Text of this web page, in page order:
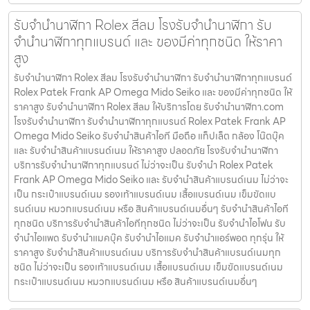
รับจำนำนาฬิกา Rolex สีลม โรงรับจำนำนาฬิกา รับ
จำนำนาฬิกาทุกแบรนด์ และ ของมีค่าทุกชนิด ให้ราคา
สูง
รับจำนำนาฬิกา Rolex สีลม โรงรับจำนำนาฬิกา รับจำนำนาฬิกาทุกแบรนด์
Rolex Patek Frank AP Omega Mido Seiko และ ของมีค่าทุกชนิด ให้
ราคาสูง รับจำนำนาฬิกา Rolex สีลม ให้บริการโดย รับจํานํานาฬิกา.com
โรงรับจำนำนาฬิกา รับจำนำนาฬิกาทุกแบรนด์ Rolex Patek Frank AP
Omega Mido Seiko รับจำนำสินค้าไอที มือถือ แท็ปเล็ต กล้อง โน๊ตบุ๊ค
และ รับจำนำสินค้าแบรนด์เนม ให้ราคาสูง ปลอดภัย โรงรับจำนำนาฬิกา
บริการรับจำนำนาฬิกาทุกแบรนด์ ไม่ว่าจะเป็น รับจำนำ Rolex Patek
Frank AP Omega Mido Seiko และ รับจำนำสินค้าแบรนด์เนม ไม่ว่าจะ
เป็น กระเป๋าแบรนด์เนม รองเท้าแบรนด์เนม เสื้อแบรนด์เนม เข็มขัดแบ
รนด์เนม หมวกแบรนด์เนม หรือ สินค้าแบรนด์เนมอื่นๆ รับจำนำสินค้าไอที
ทุกชนิด บริการรับจำนำสินค้าไอทีทุกชนิด ไม่ว่าจะเป็น รับจำนำไอโฟน รับ
จำนำไอแพด รับจำนำแมคบุ๊ค รับจำนำไอแมค รับจำนำแอร์พอต ทุกรุ่น ให้
ราคาสูง รับจำนำสินค้าแบรนด์เนม บริการรับจำนำสินค้าแบรนด์เนมทุก
ชนิด ไม่ว่าจะเป็น รองเท้าแบรนด์เนม เสื้อแบรนด์เนม เข็มขัดแบรนด์เนม
กระเป๋าแบรนด์เนม หมวกแบรนด์เนม หรือ สินค้าแบรนด์เนมอื่นๆ